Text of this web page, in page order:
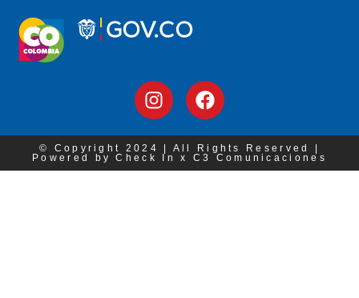
© Copyright 2024 | All Rights Reserved |
Powered by Check In x C3 Comunicaciones